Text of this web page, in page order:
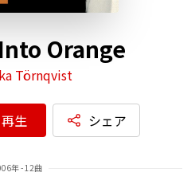
Orange
Törnqvist
生 シェア
年 - 12曲